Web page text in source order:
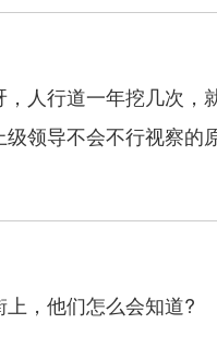
人行道一年挖几次
领导不会不行视察的
，他们怎么会知道?